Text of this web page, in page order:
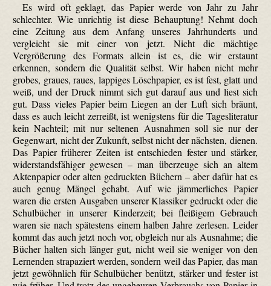
Es wird oft geklagt, das Papier werde von Jahr zu Jahr
schlechter. Wie unrichtig ist diese Behauptung! Nehmt doch
eine Zeitung aus dem Anfang unseres Jahrhunderts und
vergleicht sie mit einer von jetzt. Nicht die mächtige
Vergrößerung des Formats allein ist es, die wir erstaunt
erkennen, sondern die Qualität selbst. Wir haben nicht mehr
grobes, graues, raues, lappiges Löschpapier, es ist fest, glatt und
weiß, und der Druck nimmt sich gut darauf aus und liest sich
gut. Dass vieles Papier beim Liegen an der Luft sich bräunt,
dass es auch leicht zerreißt, ist wenigstens für die Tagesliteratur
kein Nachteil; mit nur seltenen Ausnahmen soll sie nur der
Gegenwart, nicht der Zukunft, selbst nicht der nächsten, dienen.
Das Papier früherer Zeiten ist entschieden fester und stärker,
widerstandsfähiger gewesen – man überzeuge sich an altem
Aktenpapier oder alten gedruckten Büchern – aber dafür hat es
auch genug Mängel gehabt. Auf wie jämmerliches Papier
waren die ersten Ausgaben unserer Klassiker gedruckt oder die
Schulbücher in unserer Kinderzeit; bei fleißigem Gebrauch
waren sie nach spätestens einem halben Jahre zerlesen. Leider
kommt das auch jetzt noch vor, obgleich nur als Ausnahme; die
Bücher halten sich länger gut, nicht weil sie weniger von den
Lernenden strapaziert werden, sondern weil das Papier, das man
jetzt gewöhnlich für Schulbücher benützt, stärker und fester ist